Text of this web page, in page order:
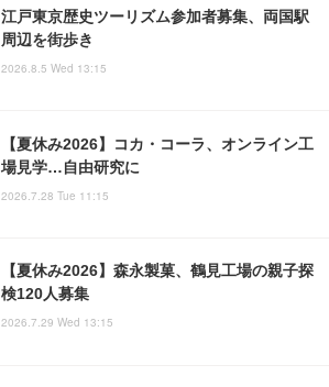
江戸東京歴史ツーリズム参加者募集、両国駅
周辺を街歩き
2026.8.5 Wed 13:15
【夏休み2026】コカ・コーラ、オンライン工
場見学…自由研究に
2026.7.28 Tue 11:15
【夏休み2026】森永製菓、鶴見工場の親子探
検120人募集
2026.7.29 Wed 13:15